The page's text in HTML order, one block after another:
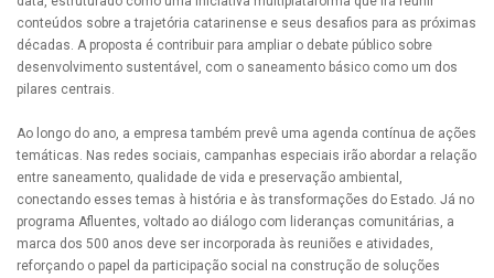
conteúdos sobre a trajetória catarinense e seus desafios para as próximas
décadas. A proposta é contribuir para ampliar o debate público sobre
desenvolvimento sustentável, com o saneamento básico como um dos
pilares centrais.
Ao longo do ano, a empresa também prevê uma agenda contínua de ações
temáticas. Nas redes sociais, campanhas especiais irão abordar a relação
entre saneamento, qualidade de vida e preservação ambiental,
conectando esses temas à história e às transformações do Estado. Já no
programa Afluentes, voltado ao diálogo com lideranças comunitárias, a
marca dos 500 anos deve ser incorporada às reuniões e atividades,
reforçando o papel da participação social na construção de soluções